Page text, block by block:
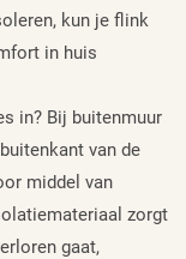
kun je flink
in huis
in? Bij buitenmuur
van de
middel van
zorgt
gaat,